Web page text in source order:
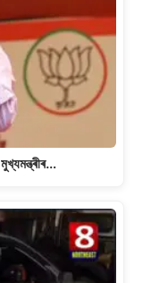
মুখ্যমন্ত্ৰীৰ…